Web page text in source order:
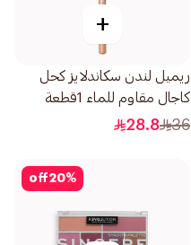
+
ريميل لندن سكاندلايز كحل
كاجال مقاوم للماء 1قطعة
36
28.8
20%
off